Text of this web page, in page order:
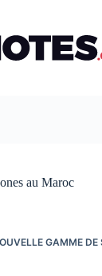
au Maroc
GAMME